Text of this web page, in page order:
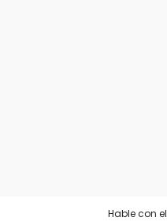
Hable con el